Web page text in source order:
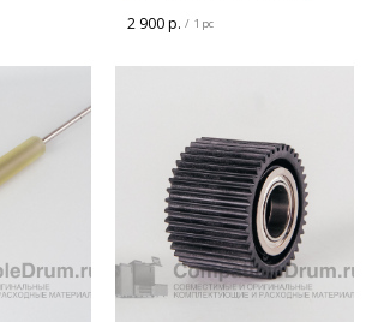
2 900р. / 1 pc